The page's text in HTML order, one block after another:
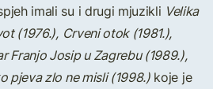
imali su i drugi mjuzikli Velika
(1976.), Crveni otok(1981.),
Franjo Josip u Zagrebu (1989.),
pjeva zlo ne misli(1998.)koje je